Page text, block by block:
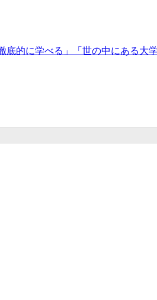
的に学べる」「世の中にある大